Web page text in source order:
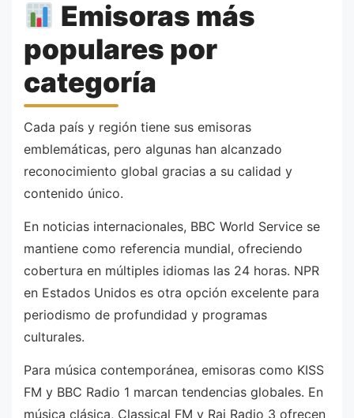
Emisoras más
populares por
categoría
Cada país y región tiene sus emisoras
emblemáticas, pero algunas han alcanzado
reconocimiento global gracias a su calidad y
contenido único.
En noticias internacionales, BBC World Service se
mantiene como referencia mundial, ofreciendo
cobertura en múltiples idiomas las 24 horas. NPR
en Estados Unidos es otra opción excelente para
periodismo de profundidad y programas
culturales.
Para música contemporánea, emisoras como KISS
FM y BBC Radio 1 marcan tendencias globales. En
música clásica, Classical FM y Rai Radio 3 ofrecen